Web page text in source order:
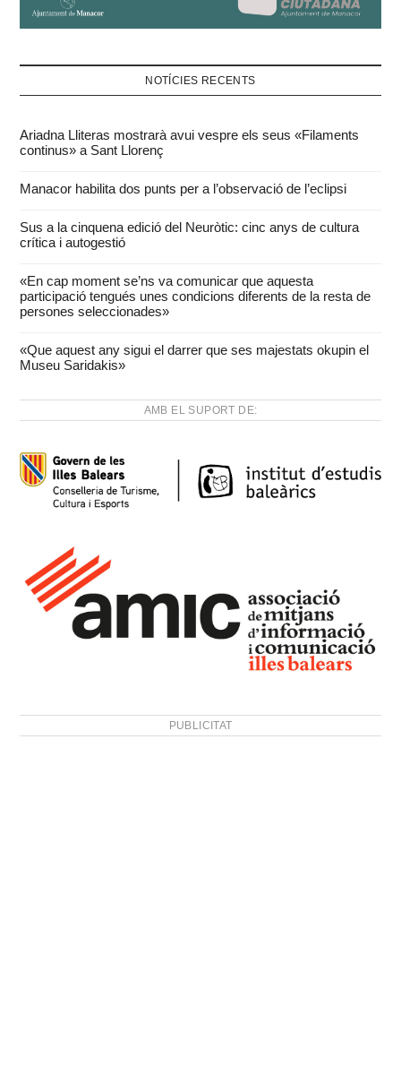
NOTÍCIES RECENTS
Ariadna Lliteras mostrarà avui vespre els seus «Filaments
continus» a Sant Llorenç
Manacor habilita dos punts per a l’observació de l’eclipsi
Sus a la cinquena edició del Neuròtic: cinc anys de cultura
crítica i autogestió
«En cap moment se’ns va comunicar que aquesta
participació tengués unes condicions diferents de la resta de
persones seleccionades»
«Que aquest any sigui el darrer que ses majestats okupin el
Museu Saridakis»
AMB EL SUPORT DE:
PUBLICITAT